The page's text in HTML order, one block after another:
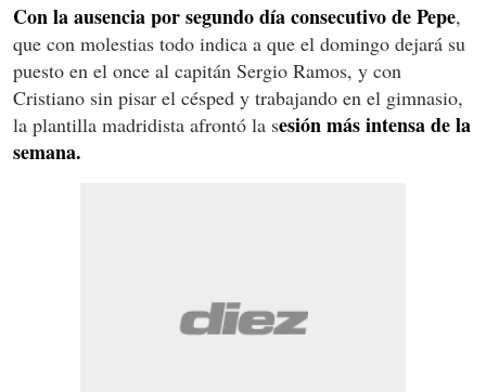
Con la ausencia por segundo día consecutivo de Pepe,
que con molestias todo indica a que el domingo dejará su
puesto en el once al capitán Sergio Ramos, y con
Cristiano sin pisar el césped y trabajando en el gimnasio,
la plantilla madridista afrontó la sesión más intensa de la
semana.